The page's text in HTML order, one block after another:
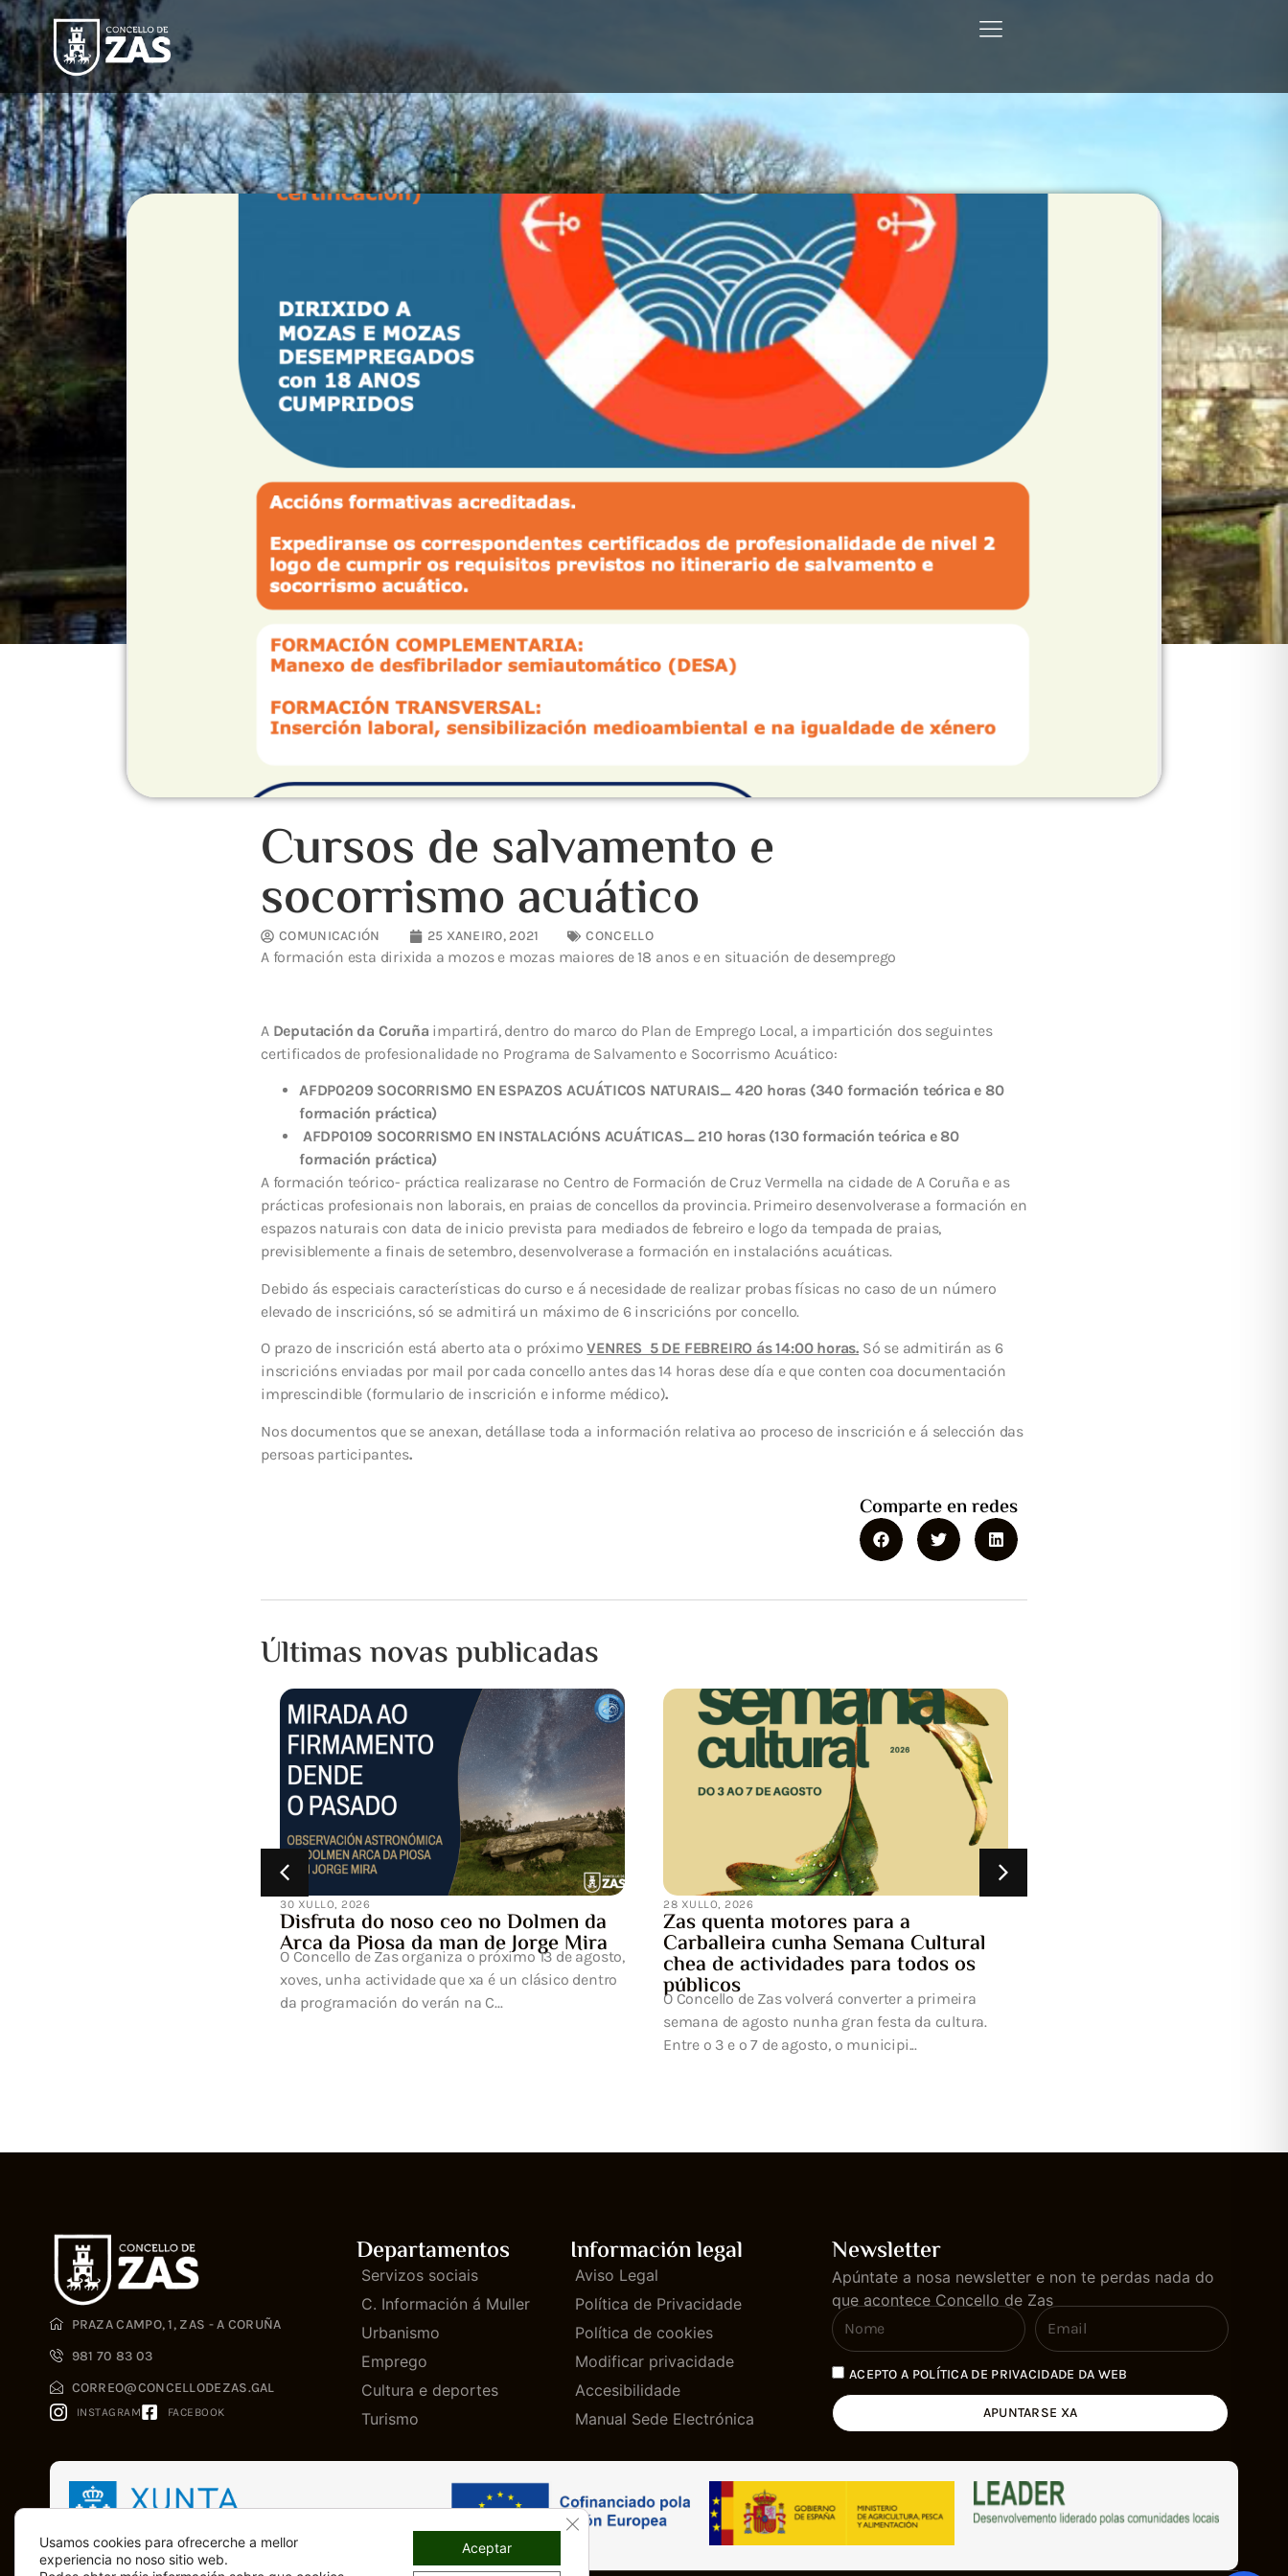
Cursos de salvamento e
socorrismo acuático
COMUNICACIÓN 25 XANEIRO, 2021 CONCELLO
A formación esta dirixida a mozos e mozas maiores de 18 anos e en situación de desemprego
A Deputación da Coruña impartirá, dentro do marco do Plan de Emprego Local, a impartición dos seguintes
certificados de profesionalidade no Programa de Salvamento e Socorrismo Acuático:
AFDP0209 SOCORRISMO EN ESPAZOS ACUÁTICOS NATURAIS_ 420 horas (340 formación teórica e 80
formación práctica)
AFDP0109 SOCORRISMO EN INSTALACIÓNS ACUÁTICAS_ 210 horas (130 formación teórica e 80
formación práctica)
A formación teórico- práctica realizarase no Centro de Formación de Cruz Vermella na cidade de A Coruña e as
prácticas profesionais non laborais, en praias de concellos da provincia. Primeiro desenvolverase a formación en
espazos naturais con data de inicio prevista para mediados de febreiro e logo da tempada de praias,
previsiblemente a finais de setembro, desenvolverase a formación en instalacións acuáticas.
Debido ás especiais características do curso e á necesidade de realizar probas físicas no caso de un número
elevado de inscricións, só se admitirá un máximo de 6 inscricións por concello.
O prazo de inscrición está aberto ata o próximoVENRES 5 DE FEBREIRO ás 14:00 horas. Só se admitirán as 6
inscricións enviadas por mail por cada concello antes das 14 horas dese día e que conten coa documentación
imprescindible (formulario de inscrición e informe médico).
Nos documentos que se anexan, detállase toda a información relativa ao proceso de inscrición e á selección das
persoas participantes.
Comparte en redes
Últimas novas publicadas
30 XULLO, 2026
Disfruta do noso ceo no Dolmen da
Arca da Piosa da man de Jorge Mira
O Concello de Zas organiza o próximo 13 de agosto,
xoves, unha actividade que xa é un clásico dentro
da programación do verán na C...
28 XULLO, 2026
Zas quenta motores para a
Carballeira cunha Semana Cultural
chea de actividades para todos os
públicos
O Concello de Zas volverá converter a primeira
semana de agosto nunha gran festa da cultura.
Entre o 3 e o 7 de agosto, o municipi...
15 XULLO, 2026
Notificación de interrupción
eléctrica
UFD Informa: Estimado/a Señor/a Con el
PRAZA CAMPO, 1, ZAS - A CORUÑA
981 70 83 03
CORREO@CONCELLODEZAS.GAL
INSTAGRAM FACEBOOK
Departamentos
Servizos sociais
C. Información á Muller
Urbanismo
Emprego
Cultura e deportes
Turismo
Información legal
Aviso Legal
Política de Privacidade
Política de cookies
Modificar privacidade
Accesibilidade
Manual Sede Electrónica
Newsletter
Apúntate a nosa newsletter e non te perdas nada do
que acontece Concello de Zas
ACEPTO A POLÍTICA DE PRIVACIDADE DA WEB
APUNTARSE XA
Usamos cookies para ofrecerche a mellor
experiencia no noso sitio web.
Aceptar
CLOSE GDPR COOKIE BANNER